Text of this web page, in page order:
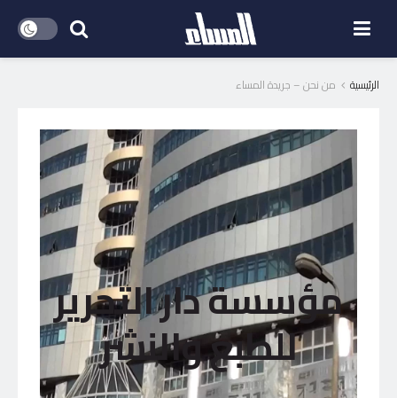
الرئيسية من نحن – جريدة المساء
مؤسسة دار التحرير
للطبع والنشر